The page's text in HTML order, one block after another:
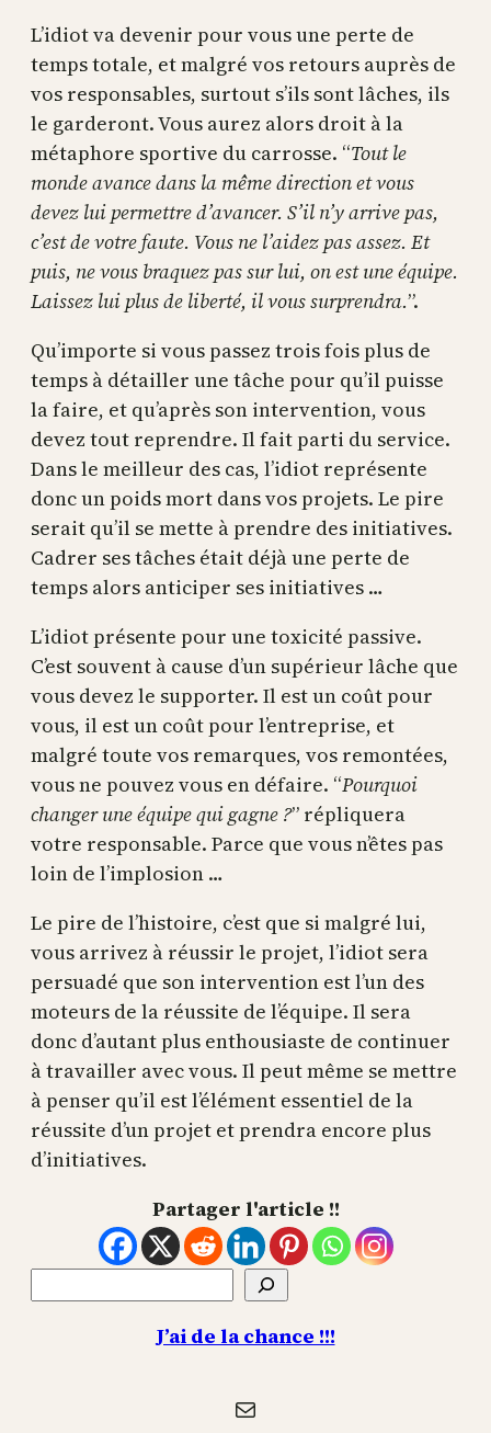
L’idiot va devenir pour vous une perte de
temps totale, et malgré vos retours auprès de
vos responsables, surtout s’ils sont lâches, ils
le garderont. Vous aurez alors droit à la
métaphore sportive du carrosse. “Tout le
monde avance dans la même direction et vous
devez lui permettre d’avancer. S’il n’y arrive pas,
c’est de votre faute. Vous ne l’aidez pas assez. Et
puis, ne vous braquez pas sur lui, on est une équipe.
Laissez lui plus de liberté, il vous surprendra.”.
Qu’importe si vous passez trois fois plus de
temps à détailler une tâche pour qu’il puisse
la faire, et qu’après son intervention, vous
devez tout reprendre. Il fait parti du service.
Dans le meilleur des cas, l’idiot représente
donc un poids mort dans vos projets. Le pire
serait qu’il se mette à prendre des initiatives.
Cadrer ses tâches était déjà une perte de
temps alors anticiper ses initiatives …
L’idiot présente pour une toxicité passive.
C’est souvent à cause d’un supérieur lâche que
vous devez le supporter. Il est un coût pour
vous, il est un coût pour l’entreprise, et
malgré toute vos remarques, vos remontées,
vous ne pouvez vous en défaire. “Pourquoi
changer une équipe qui gagne ?” répliquera
votre responsable. Parce que vous n’êtes pas
loin de l’implosion …
Le pire de l’histoire, c’est que si malgré lui,
vous arrivez à réussir le projet, l’idiot sera
persuadé que son intervention est l’un des
moteurs de la réussite de l’équipe. Il sera
donc d’autant plus enthousiaste de continuer
à travailler avec vous. Il peut même se mettre
à penser qu’il est l’élément essentiel de la
réussite d’un projet et prendra encore plus
d’initiatives.
Partager l'article !!
J’ai de la chance !!!
E-mail